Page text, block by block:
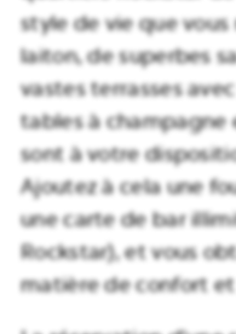
style de vie que
laiton, de superbes
vastes terrasses
tables à
sont à votre
Ajoutez à cela une
une carte de bar
Rockstar), et vous
matière de confort